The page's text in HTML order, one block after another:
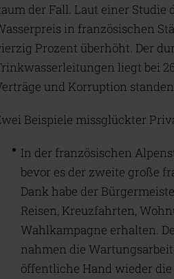
der Fall. Laut einer Studie
in französischen
Prozent überhöht. Der
liegt bei
und Korruption
Beispiele missglückter
In der französischen
bevor es der zweite große
Dank habe der
Reisen, Kreuzfahrten,
Wahlkampagne erhalten.
nahmen die
öffentliche Hand wieder